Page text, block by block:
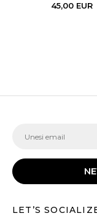
45,00 EUR
LET’S